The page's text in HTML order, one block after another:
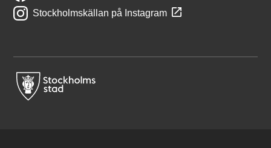
Stockholmskällan på Instagram